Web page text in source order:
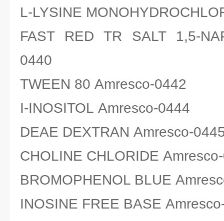
L-LYSINE
FAST RED TR SALT 1,5-
0440
TWEEN 80 Amresco-0442
I-INOSITOL Amresco-0444
DEAE DEXTRAN Amresco-
CHOLINE CHLORIDE
BROMOPHENOL BLUE
INOSINE FREE BASE